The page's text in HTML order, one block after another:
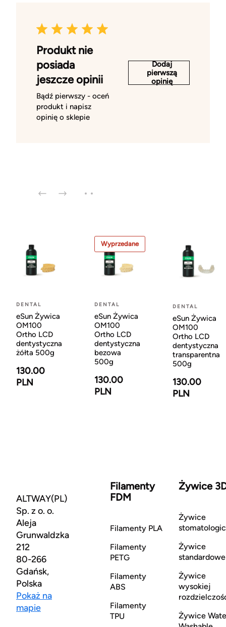
Produkt nie
posiada
jeszcze opinii
Bądź pierwszy - oceń
produkt i napisz
opinię o sklepie
Dodaj
pierwszą
opinię
DENTAL
eSun Żywica
OM100
Ortho LCD
dentystyczna
żółta 500g
130.00
PLN
Wyprzedane
DENTAL
eSun Żywica
OM100
Ortho LCD
dentystyczna
bezowa
500g
130.00
PLN
DENTAL
eSun Żywica
OM100
Ortho LCD
dentystyczna
transparentna
500g
130.00
PLN
ALTWAY(PL)
Sp. z o. o.
Aleja
Grunwaldzka
212
80-266
Gdańsk,
Polska
Pokaż na
mapie
Filamenty
FDM
Filamenty PLA
Filamenty
PETG
Filamenty
ABS
Filamenty
TPU
Żywice
Żywice
Żywice
standardowe
Żywice
wysokiej
Żywice